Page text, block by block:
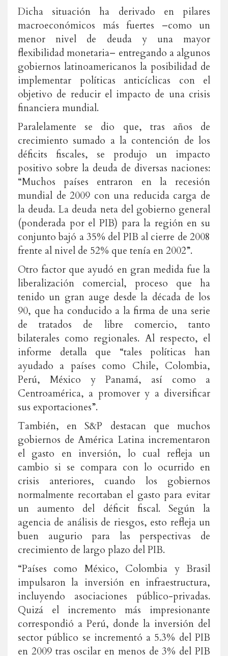
Dicha situación ha derivado en pilares
macroeconómicos más fuertes –como un
menor nivel de deuda y una mayor
flexibilidad monetaria– entregando a algunos
gobiernos latinoamericanos la posibilidad de
implementar políticas anticíclicas con el
objetivo de reducir el impacto de una crisis
financiera mundial.
Paralelamente se dio que, tras años de
crecimiento sumado a la contención de los
déficits fiscales, se produjo un impacto
positivo sobre la deuda de diversas naciones:
“Muchos países entraron en la recesión
mundial de 2009 con una reducida carga de
la deuda. La deuda neta del gobierno general
(ponderada por el PIB) para la región en su
conjunto bajó a 35% del PIB al cierre de 2008
frente al nivel de 52% que tenía en 2002”.
Otro factor que ayudó en gran medida fue la
liberalización comercial, proceso que ha
tenido un gran auge desde la década de los
90, que ha conducido a la firma de una serie
de tratados de libre comercio, tanto
bilaterales como regionales. Al respecto, el
informe detalla que “tales políticas han
ayudado a países como Chile, Colombia,
Perú, México y Panamá, así como a
Centroamérica, a promover y a diversificar
sus exportaciones”.
También, en S&P destacan que muchos
gobiernos de América Latina incrementaron
el gasto en inversión, lo cual refleja un
cambio si se compara con lo ocurrido en
crisis anteriores, cuando los gobiernos
normalmente recortaban el gasto para evitar
un aumento del déficit fiscal. Según la
agencia de análisis de riesgos, esto refleja un
buen augurio para las perspectivas de
crecimiento de largo plazo del PIB.
“Países como México, Colombia y Brasil
impulsaron la inversión en infraestructura,
incluyendo asociaciones público-privadas.
Quizá el incremento más impresionante
correspondió a Perú, donde la inversión del
sector público se incrementó a 5.3% del PIB
en 2009 tras oscilar en menos de 3% del PIB